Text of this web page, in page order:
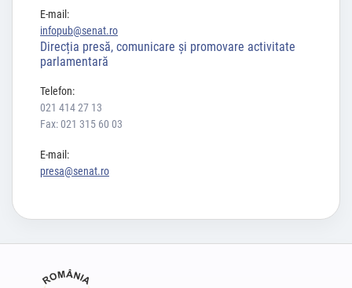
E-mail:
infopub@senat.ro
Direcția presă, comunicare și promovare activitate
parlamentară
Telefon:
021 414 27 13
Fax: 021 315 60 03
E-mail:
presa@senat.ro